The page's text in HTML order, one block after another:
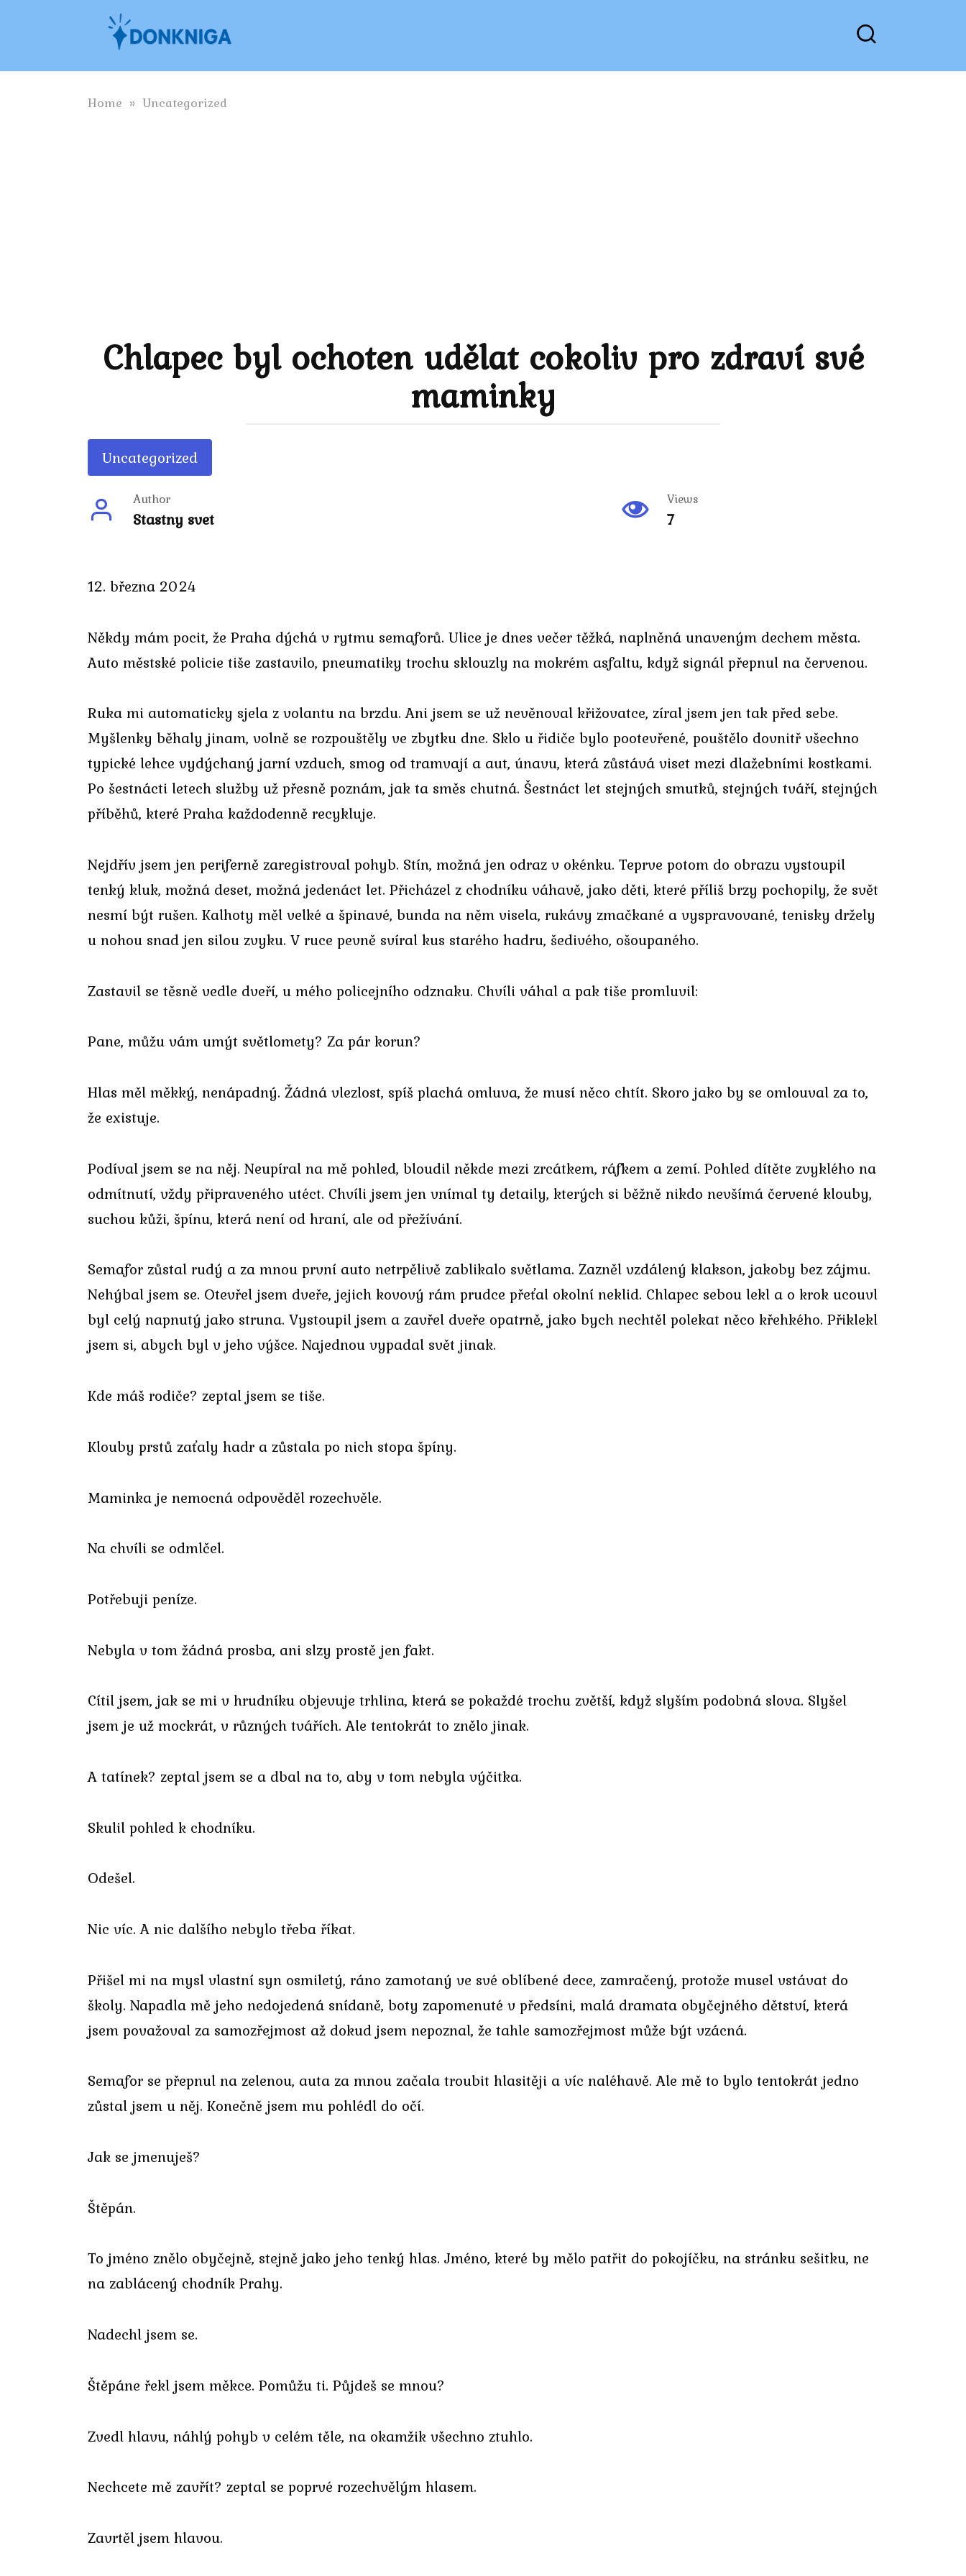
Home » Uncategorized
Chlapec byl ochoten udělat cokoliv pro zdraví své
maminky
Uncategorized
Author
Stastny svet
Views
7
12. března 2024
Někdy mám pocit, že Praha dýchá v rytmu semaforů. Ulice je dnes večer těžká, naplněná unaveným dechem města.
Auto městské policie tiše zastavilo, pneumatiky trochu sklouzly na mokrém asfaltu, když signál přepnul na červenou.
Ruka mi automaticky sjela z volantu na brzdu. Ani jsem se už nevěnoval křižovatce, zíral jsem jen tak před sebe.
Myšlenky běhaly jinam, volně se rozpouštěly ve zbytku dne. Sklo u řidiče bylo pootevřené, pouštělo dovnitř všechno
typické lehce vydýchaný jarní vzduch, smog od tramvají a aut, únavu, která zůstává viset mezi dlažebními kostkami.
Po šestnácti letech služby už přesně poznám, jak ta směs chutná. Šestnáct let stejných smutků, stejných tváří, stejných
příběhů, které Praha každodenně recykluje.
Nejdřív jsem jen periferně zaregistroval pohyb. Stín, možná jen odraz v okénku. Teprve potom do obrazu vystoupil
tenký kluk, možná deset, možná jedenáct let. Přicházel z chodníku váhavě, jako děti, které příliš brzy pochopily, že svět
nesmí být rušen. Kalhoty měl velké a špinavé, bunda na něm visela, rukávy zmačkané a vyspravované, tenisky držely
u nohou snad jen silou zvyku. V ruce pevně svíral kus starého hadru, šedivého, ošoupaného.
Zastavil se těsně vedle dveří, u mého policejního odznaku. Chvíli váhal a pak tiše promluvil:
Pane, můžu vám umýt světlomety? Za pár korun?
Hlas měl měkký, nenápadný. Žádná vlezlost, spíš plachá omluva, že musí něco chtít. Skoro jako by se omlouval za to,
že existuje.
Podíval jsem se na něj. Neupíral na mě pohled, bloudil někde mezi zrcátkem, ráfkem a zemí. Pohled dítěte zvyklého na
odmítnutí, vždy připraveného utéct. Chvíli jsem jen vnímal ty detaily, kterých si běžně nikdo nevšímá červené klouby,
suchou kůži, špínu, která není od hraní, ale od přežívání.
Semafor zůstal rudý a za mnou první auto netrpělivě zablikalo světlama. Zazněl vzdálený klakson, jakoby bez zájmu.
Nehýbal jsem se. Otevřel jsem dveře, jejich kovový rám prudce přeťal okolní neklid. Chlapec sebou lekl a o krok ucouvl
byl celý napnutý jako struna. Vystoupil jsem a zavřel dveře opatrně, jako bych nechtěl polekat něco křehkého. Přiklekl
jsem si, abych byl v jeho výšce. Najednou vypadal svět jinak.
Kde máš rodiče? zeptal jsem se tiše.
Klouby prstů zaťaly hadr a zůstala po nich stopa špíny.
Maminka je nemocná odpověděl rozechvěle.
Na chvíli se odmlčel.
Potřebuji peníze.
Nebyla v tom žádná prosba, ani slzy prostě jen fakt.
Cítil jsem, jak se mi v hrudníku objevuje trhlina, která se pokaždé trochu zvětší, když slyším podobná slova. Slyšel
jsem je už mockrát, v různých tvářích. Ale tentokrát to znělo jinak.
A tatínek? zeptal jsem se a dbal na to, aby v tom nebyla výčitka.
Skulil pohled k chodníku.
Odešel.
Nic víc. A nic dalšího nebylo třeba říkat.
Přišel mi na mysl vlastní syn osmiletý, ráno zamotaný ve své oblíbené dece, zamračený, protože musel vstávat do
školy. Napadla mě jeho nedojedená snídaně, boty zapomenuté v předsíni, malá dramata obyčejného dětství, která
jsem považoval za samozřejmost až dokud jsem nepoznal, že tahle samozřejmost může být vzácná.
Semafor se přepnul na zelenou, auta za mnou začala troubit hlasitěji a víc naléhavě. Ale mě to bylo tentokrát jedno
zůstal jsem u něj. Konečně jsem mu pohlédl do očí.
Jak se jmenuješ?
Štěpán.
To jméno znělo obyčejně, stejně jako jeho tenký hlas. Jméno, které by mělo patřit do pokojíčku, na stránku sešitku, ne
na zablácený chodník Prahy.
Nadechl jsem se.
Štěpáne řekl jsem měkce. Pomůžu ti. Půjdeš se mnou?
Zvedl hlavu, náhlý pohyb v celém těle, na okamžik všechno ztuhlo.
Nechcete mě zavřít? zeptal se poprvé rozechvělým hlasem.
Zavrtěl jsem hlavou.